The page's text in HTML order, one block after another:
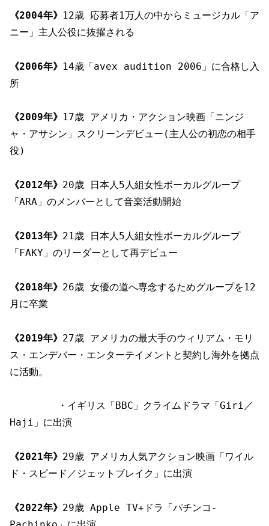
《2004年》 12歳 応募者1万人の中からミュージカル「ア
ニー」主人公役に抜擢される
《2006年》 14歳「avex audition 2006」に合格し入
所
《2009年》 17歳 アメリカ・アクション映画「ニンジ
ャ・アサシン」スクリーンデビュー(主人公の初恋の相手
役)
《2012年》 20歳 日本人5人組女性ボーカルグループ
「ARA」のメンバーとして音楽活動開始
《2013年》 21歳 日本人5人組女性ボーカルグループ
「FAKY」のリーダーとして再デビュー
《2018年》 26歳 女優の道へ専念するためグループを12
月に卒業
《2019年》 27歳 アメリカの最大手のウィリアム・モリ
ス・エンデバー・エンターテイメントと契約し海外を拠点
に活動。
・イギリス「BBC」クライムドラマ「Giri／
Haji」に出演
《2021年》 29歳 アメリカ人気アクション映画「ワイル
ド・スピード／ジェットブレイク」に出演
《2022年》 29歳 Apple TV+ドラ「パチンコ-